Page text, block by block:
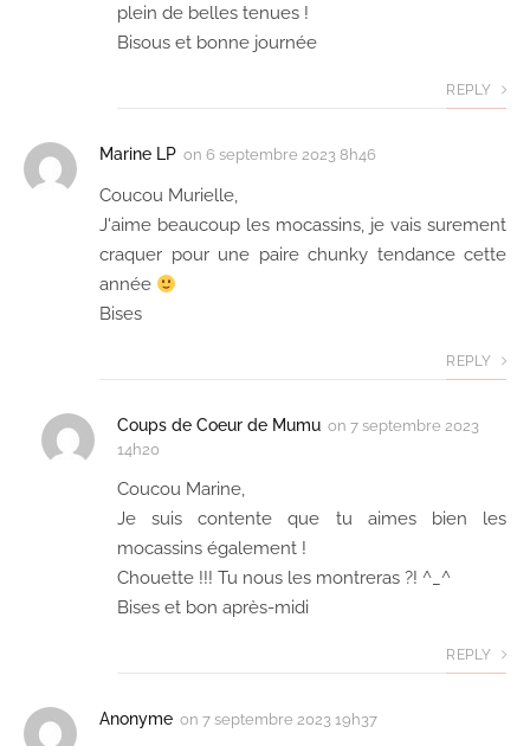
plein de belles tenues !
Bisous et bonne journée
REPLY
Marine LP on 6 septembre 2023 8h46
Coucou Murielle,
J'aime beaucoup les mocassins, je vais surement
craquer pour une paire chunky tendance cette
année
Bises
REPLY
Coups de Coeur de Mumu on 7 septembre 2023
14h20
Coucou Marine,
Je suis contente que tu aimes bien les
mocassins également !
Chouette !!! Tu nous les montreras ?! ^_^
Bises et bon après-midi
REPLY
Anonyme on 7 septembre 2023 19h37